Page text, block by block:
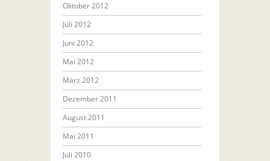
Oktober 2012
Juli 2012
Juni 2012
Mai 2012
März 2012
Dezember 2011
August 2011
Mai 2011
Juli 2010